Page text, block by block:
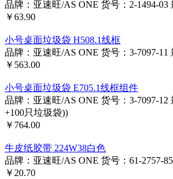
品牌：亚速旺/AS ONE 货号：2-1494-03
￥63.90
小号桌面垃圾袋 H508.1线框
品牌：亚速旺/AS ONE 货号：3-7097-11
￥563.00
小号桌面垃圾袋 E705.1线框组件
品牌：亚速旺/AS ONE 货号：3-7097-12
+100只垃圾袋))
￥764.00
牛皮纸胶带 224W38白色
品牌：亚速旺/AS ONE 货号：61-2757-85
￥20.70